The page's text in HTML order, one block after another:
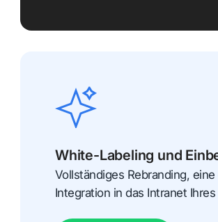
White-Labeling und
Vollständiges Rebranding,
Integration in das Intranet